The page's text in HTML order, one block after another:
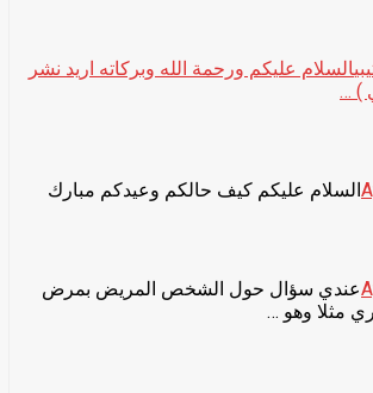
السلام عليكم ورحمة الله وبركاته اريد نشر
) …
السلام عليكم كيف حالكم وعيدكم مبارك
عندي سؤال حول الشخص المريض بمرض
مثلا وهو …